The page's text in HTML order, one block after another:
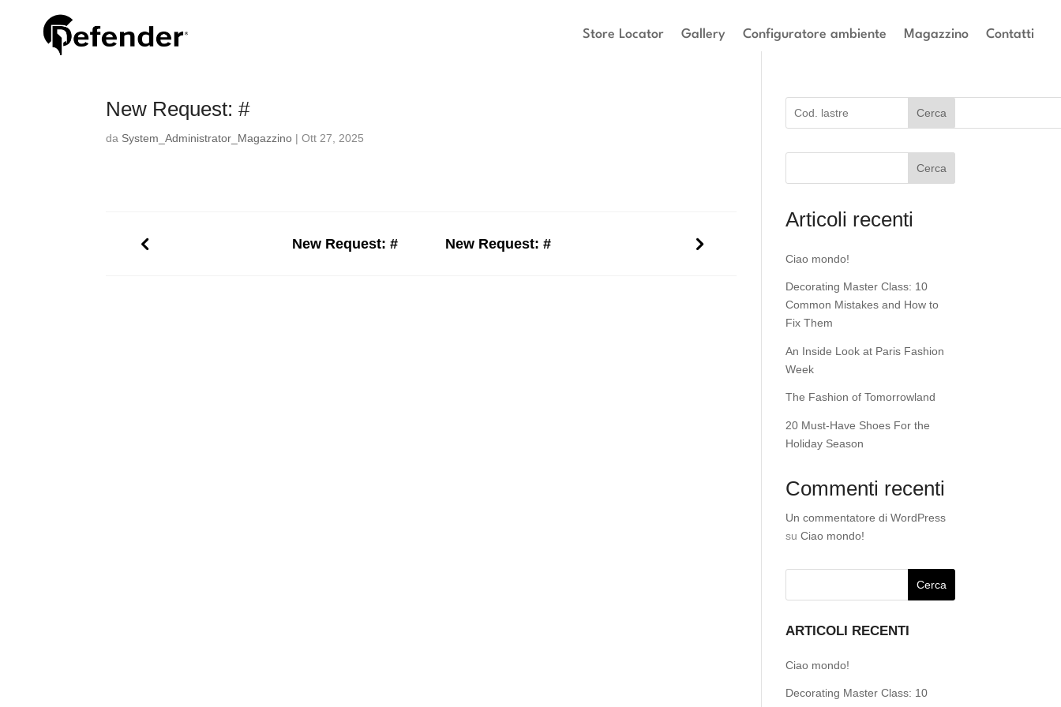
Store Locator Gallery Configuratore ambiente Magazzino Contatti
New Request: #
da System_Administrator_Magazzino |Ott 27, 2025
New Request: # New Request: #
Cerca
Cerca
Articoli recenti
Ciao mondo!
Decorating Master Class: 10
Common Mistakes and How to
Fix Them
An Inside Look at Paris Fashion
Week
The Fashion of Tomorrowland
20 Must-Have Shoes For the
Holiday Season
Commenti recenti
Un commentatore di WordPress
su Ciao mondo!
ARTICOLI RECENTI
Ciao mondo!
Decorating Master Class: 10